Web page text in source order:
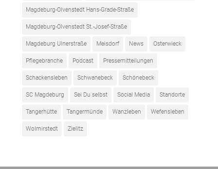
Magdeburg-Olvenstedt Hans-Grade-Straße
Magdeburg-Olvenstedt St.-Josef-Straße
Magdeburg Ulnerstraße Meisdorf News Osterwieck
Pflegebranche Podcast Pressemitteilungen
Schackensleben Schwanebeck Schönebeck
SC Magdeburg Sei Du selbst Social Media Standorte
Tangerhütte Tangermünde Wanzleben Wefensleben
Wolmirstedt Zielitz